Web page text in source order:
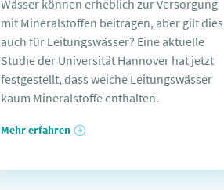
Wässer können erheblich zur Versorgung
mit Mineralstoffen beitragen, aber gilt dies
auch für Leitungswässer? Eine aktuelle
Studie der Universität Hannover hat jetzt
festgestellt, dass weiche Leitungswässer
kaum Mineralstoffe enthalten.
Mehr erfahren